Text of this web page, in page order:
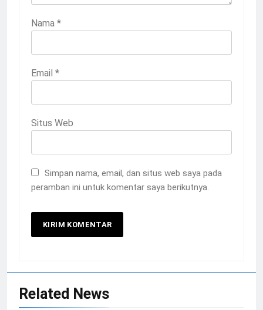
Nama *
Email *
Situs Web
Simpan nama, email, dan situs web saya pada
peramban ini untuk komentar saya berikutnya.
Related News